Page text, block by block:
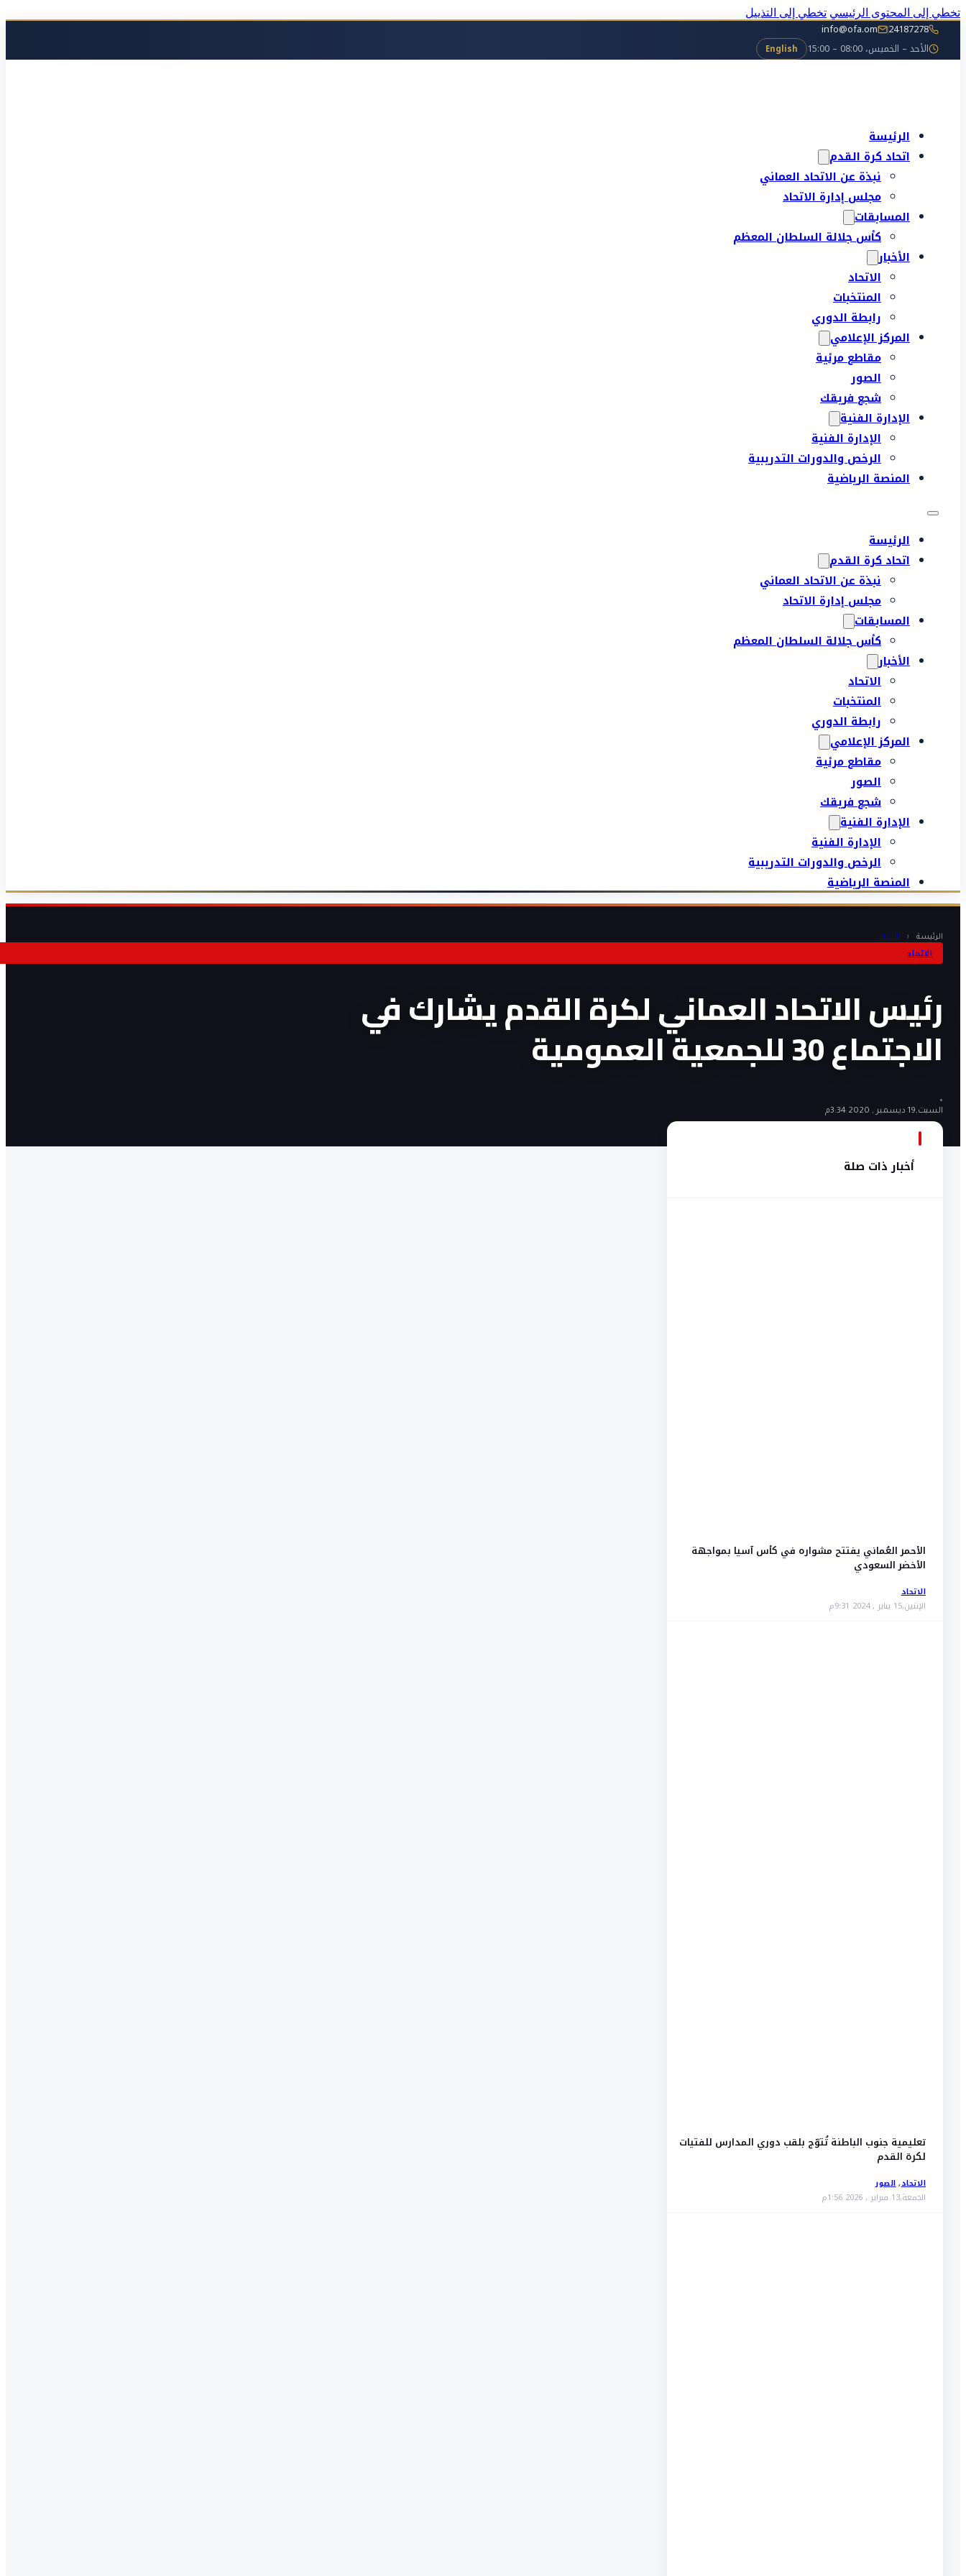
تخطي إلى المحتوى الرئيسي تخطي إلى التذييل
24187278
info@ofa.om
الأحد – الخميس، 08:00 – 15:00
English
الرئيسة
اتحاد كرة القدم
نبذة عن الاتحاد العماني
مجلس إدارة الاتحاد
المسابقات
كأس جلالة السلطان المعظم
الأخبار
الاتحاد
المنتخبات
رابطة الدوري
المركز الإعلامي
مقاطع مرئية
الصور
شجع فريقك
الإدارة الفنية
الإدارة الفنية
الرخص والدورات التدريبية
المنصة الرياضية
الرئيسة
اتحاد كرة القدم
نبذة عن الاتحاد العماني
مجلس إدارة الاتحاد
المسابقات
كأس جلالة السلطان المعظم
الأخبار
الاتحاد
المنتخبات
رابطة الدوري
المركز الإعلامي
مقاطع مرئية
الصور
شجع فريقك
الإدارة الفنية
الإدارة الفنية
الرخص والدورات التدريبية
المنصة الرياضية
الرئيسة ‹ الاتحاد
الاتحاد
رئيس الاتحاد العماني لكرة القدم يشارك في
الاجتماع 30 للجمعية العمومية
•
السبت,19 ديسمبر , 2020 3:34م
أخبار ذات صلة
الأحمر العُماني يفتتح مشواره في كأس آسيا بمواجهة
الأخضر السعودي
الاتحاد
الإثنين,15 يناير , 2024 9:31م
تعليمية جنوب الباطنة تُتوّج بلقب دوري المدارس للفتيات
لكرة القدم
الاتحاد,الصور
الجمعة,13 فبراير , 2026 1:56م